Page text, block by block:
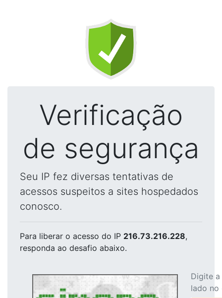
Verificação
de segurança
Seu IP fez diversas tentativas de
acessos suspeitos a sites hospedados
conosco.
Para liberar o acesso do IP 216.73.216.228,
responda ao desafio abaixo.
Digite
lado no